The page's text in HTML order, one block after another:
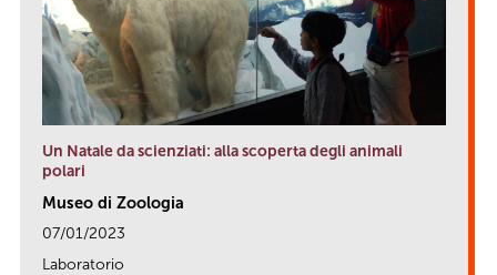
Un Natale da scienziati: alla scoperta degli animali
polari
Museo di Zoologia
07/01/2023
Laboratorio